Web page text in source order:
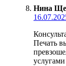
Нина
Печать